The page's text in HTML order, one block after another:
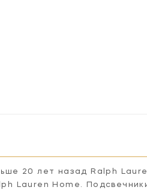
20 лет назад Ralph
Lauren Home.